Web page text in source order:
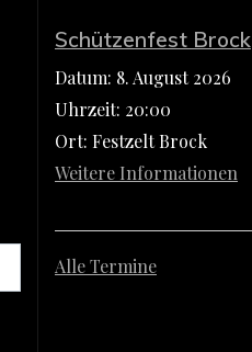
Schützenfest Brock
Datum: 8. August 2026
Uhrzeit: 20:00
Ort: Festzelt Brock
Weitere Informationen
Alle Termine